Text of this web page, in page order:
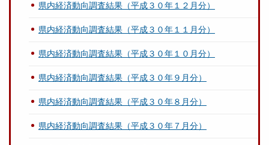
県内経済動向調査結果（平成３０年１２月分）
県内経済動向調査結果（平成３０年１１月分）
県内経済動向調査結果（平成３０年１０月分）
県内経済動向調査結果（平成３０年９月分）
県内経済動向調査結果（平成３０年８月分）
県内経済動向調査結果（平成３０年７月分）